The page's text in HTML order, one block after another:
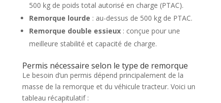
500 kg de poids total autorisé en charge (PTAC).
Remorque lourde : au-dessus de 500 kg de PTAC.
Remorque double essieux: conçue pour une
meilleure stabilité et capacité de charge.
Permis nécessaire selon le type de remorque
Le besoin d’un permis dépend principalement de la
masse de la remorque et du véhicule tracteur. Voici un
tableau récapitulatif :